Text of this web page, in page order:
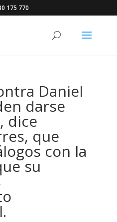
175 770
Daniel
darse
dice
que
con la
su